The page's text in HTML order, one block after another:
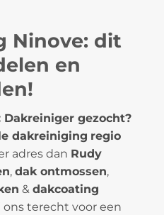
Ninove: dit
en
gezocht?
dakreiniging regio
adres dan Rudy
, dak ontmossen,
& dakcoating
terecht voor een